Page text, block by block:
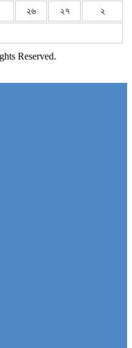
২৬ ২৭ ২
Reserved.